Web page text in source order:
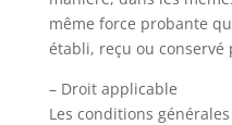
même force probante
établi, reçu ou conservé
– Droit applicable
Les conditions